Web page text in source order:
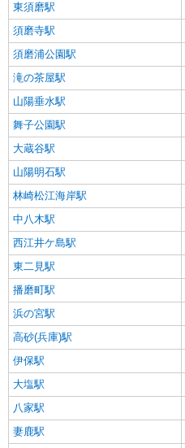
東須磨駅
須磨寺駅
須磨浦公園駅
滝の茶屋駅
山陽垂水駅
舞子公園駅
大蔵谷駅
山陽明石駅
林崎松江海岸駅
中八木駅
西江井ケ島駅
東二見駅
播磨町駅
浜の宮駅
高砂(兵庫)駅
伊保駅
大塩駅
八家駅
妻鹿駅